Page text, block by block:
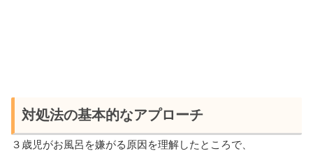
対処法の基本的なアプローチ
３歳児がお風呂を嫌がる原因を理解したところで、